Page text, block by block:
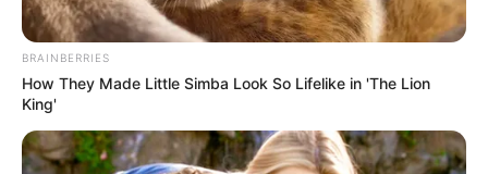
BRAINBERRIES
How They Made Little Simba Look So Lifelike in 'The Lion
King'